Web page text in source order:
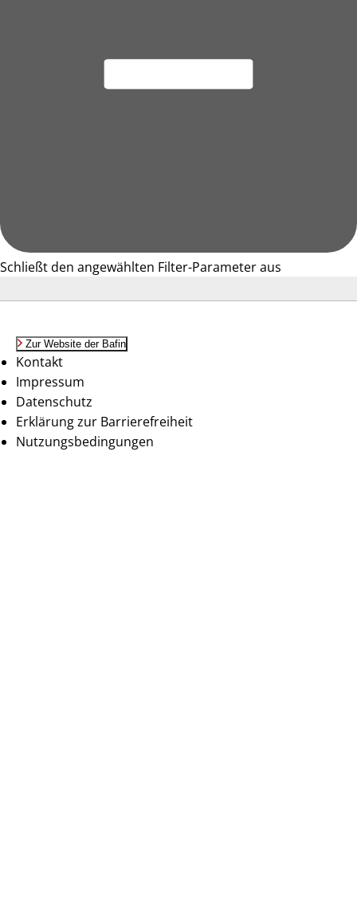
Schließt den angewählten Filter-Parameter aus
Zur Website der Bafin
Kontakt
Impressum
Datenschutz
Erklärung zur Barrierefreiheit
Nutzungsbedingungen